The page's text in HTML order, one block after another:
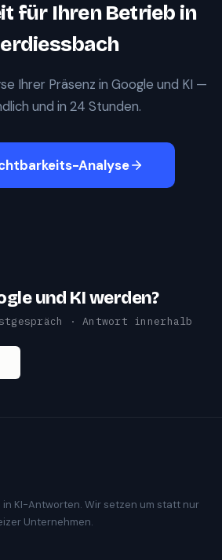
für Ihren Betrieb in
Ihrer Präsenz in Google und KI —
und in 24 Stunden.
Analyse
und KI werden?
· Antwort innerhalb
in KI-Antworten. Wir setzen um statt nur
Unternehmen.